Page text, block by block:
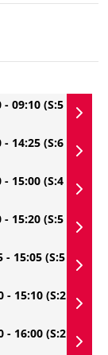
- 09:10 (S:5
- 14:25 (S:6
- 15:00 (S:4
- 15:20 (S:5
- 15:05 (S:5
- 15:10 (S:2
- 16:00 (S:2